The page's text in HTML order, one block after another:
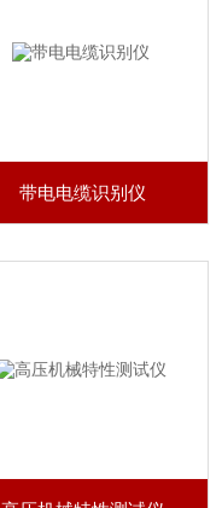
带电电缆识别仪